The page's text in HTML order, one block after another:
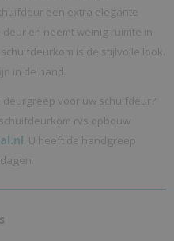
een extra elegante
en neemt weinig ruimte in
is de stijlvolle look.
in de hand.
voor uw schuifdeur?
rvs opbouw
. U heeft de handgreep